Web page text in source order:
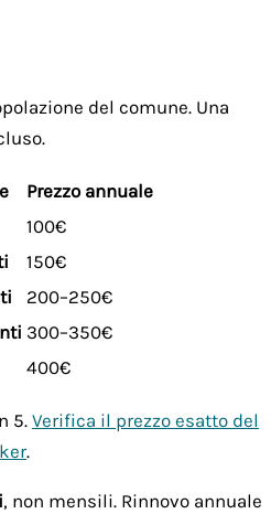
del comune. Una
Prezzo annuale
100€
150€
200–250€
300–350€
400€
5. Verifica il prezzo esatto del
.
, non mensili. Rinnovo annuale